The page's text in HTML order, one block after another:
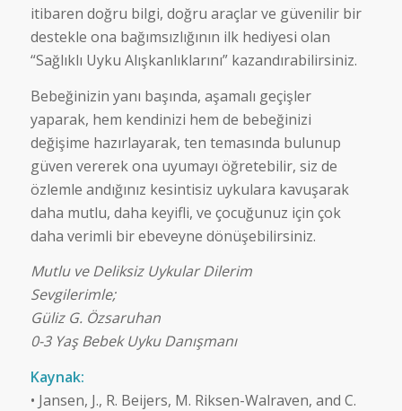
itibaren doğru bilgi, doğru araçlar ve güvenilir bir
destekle ona bağımsızlığının ilk hediyesi olan
“Sağlıklı Uyku Alışkanlıklarını” kazandırabilirsiniz.
Bebeğinizin yanı başında, aşamalı geçişler
yaparak, hem kendinizi hem de bebeğinizi
değişime hazırlayarak, ten temasında bulunup
güven vererek ona uyumayı öğretebilir, siz de
özlemle andığınız kesintisiz uykulara kavuşarak
daha mutlu, daha keyifli, ve çocuğunuz için çok
daha verimli bir ebeveyne dönüşebilirsiniz.
Mutlu ve Deliksiz Uykular Dilerim
Sevgilerimle;
Güliz G. Özsaruhan
0-3 Yaş Bebek Uyku Danışmanı
Kaynak:
• Jansen, J., R. Beijers, M. Riksen-Walraven, and C.